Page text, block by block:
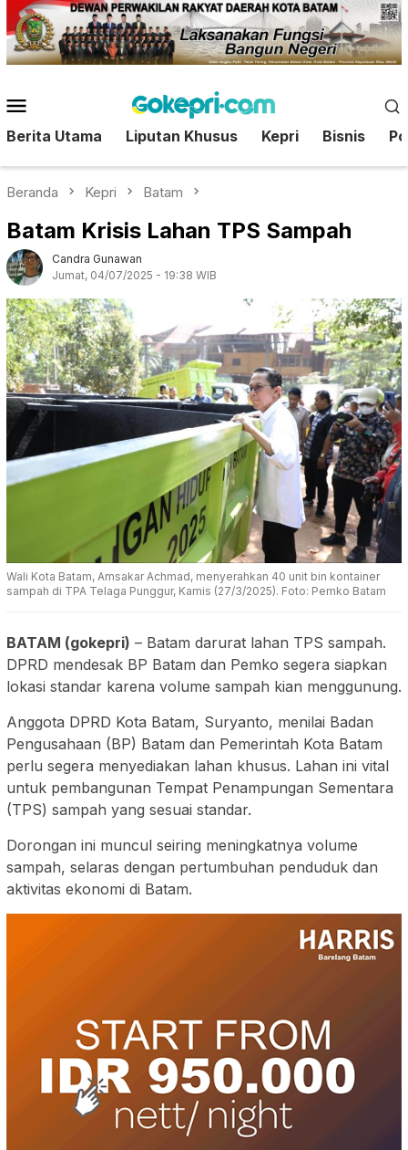
Loncat
ke
konten
Mobile
Berita Utama Liputan Khusus Kepri Bisnis
Beranda Kepri Batam
Batam Krisis Lahan TPS Sampah
Candra Gunawan
Jumat, 04/07/2025 - 19:38 WIB
Wali Kota Batam, Amsakar Achmad, menyerahkan 40 unit bin kontainer
sampah di TPA Telaga Punggur, Kamis (27/3/2025). Foto: Pemko Batam
BATAM (gokepri) – Batam darurat lahan TPS sampah.
DPRD mendesak BP Batam dan Pemko segera siapkan
lokasi standar karena volume sampah kian menggunung.
Anggota DPRD Kota Batam, Suryanto, menilai Badan
Pengusahaan (BP) Batam dan Pemerintah Kota Batam
perlu segera menyediakan lahan khusus. Lahan ini vital
untuk pembangunan Tempat Penampungan Sementara
(TPS) sampah yang sesuai standar.
Dorongan ini muncul seiring meningkatnya volume
sampah, selaras dengan pertumbuhan penduduk dan
aktivitas ekonomi di Batam.